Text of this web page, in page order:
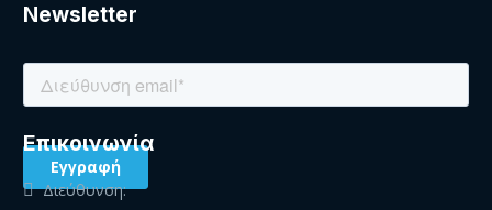
Newsletter
Eπικοινωνία
Διεύθυνση: